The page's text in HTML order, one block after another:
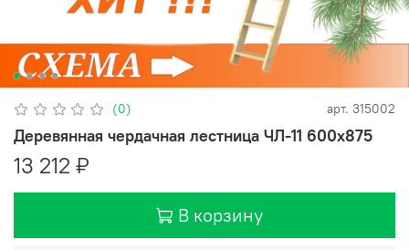
(0) арт. 315002
Деревянная чердачная лестница ЧЛ-11 600х875
13 212 ₽
В корзину